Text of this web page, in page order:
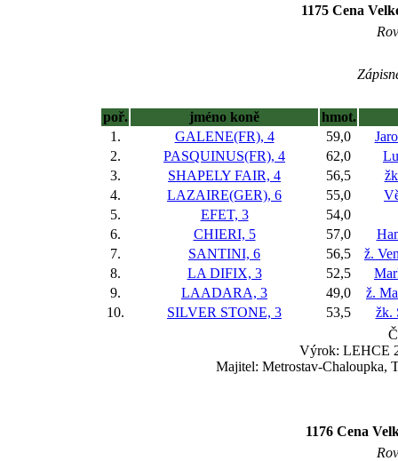
1175 Cena
poř. jméno koně
hmot.
1.
GALENE(FR), 4 59,0
2.
PASQUINUS(FR), 4 62,0
3.
SHAPELY FAIR, 4 56,5
4.
LAZAIRE(GER), 6 55,0
5.
EFET, 3
54,0
6.
CHIERI, 5 57,0
7.
SANTINI, 6 56,5
ž.
8.
LA DIFIX, 3 52,5
9.
LAADARA, 3 49,0
ž.
10.
SILVER STONE, 3 53,5
žk.
Výrok: LEHCE
Majitel: Metrostav-Chaloupka,
1176 Cena